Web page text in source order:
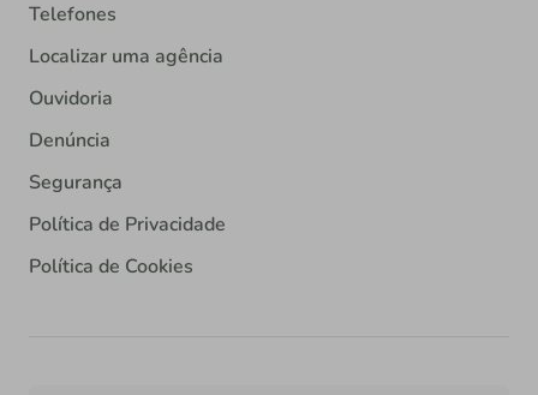
Telefones
Localizar uma agência
Ouvidoria
Denúncia
Segurança
Política de Privacidade
Política de Cookies